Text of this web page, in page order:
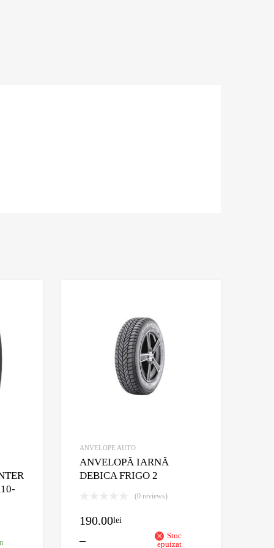
ANVELOPE AUTO
ANVELOPĂ IARNĂ
DEBICA FRIGO 2
(0 reviews)
190.00lei
–
Stoc
epuizat